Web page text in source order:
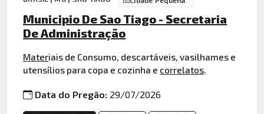
Municipio De Sao Tiago - Secretaria
De Administração
Materiais de Consumo, descartáveis, vasilhames e
utensílios para copa e cozinha e correlatos.
Data do Pregão: 29/07/2026